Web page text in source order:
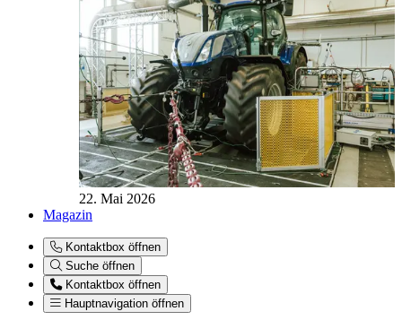
22. Mai 2026
Magazin
Kontaktbox öffnen
Suche öffnen
Kontaktbox öffnen
Hauptnavigation öffnen